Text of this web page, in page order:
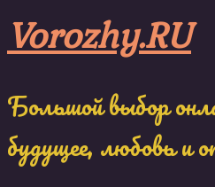
to
content
Vorozhy.RU
Большой выбор
будущее, любовь и